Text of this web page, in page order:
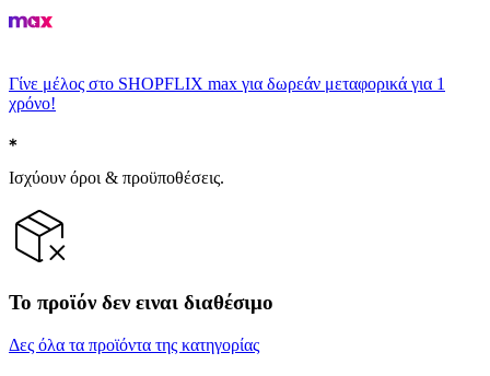
Γίνε μέλος στο SHOPFLIX max για δωρεάν μεταφορικά για 1
χρόνο!
Ισχύουν όροι & προϋποθέσεις.
Το προϊόν δεν ειναι διαθέσιμο
Δες όλα τα προϊόντα της κατηγορίας